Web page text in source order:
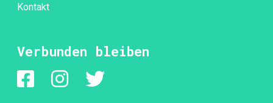
Kontakt
Verbunden bleiben